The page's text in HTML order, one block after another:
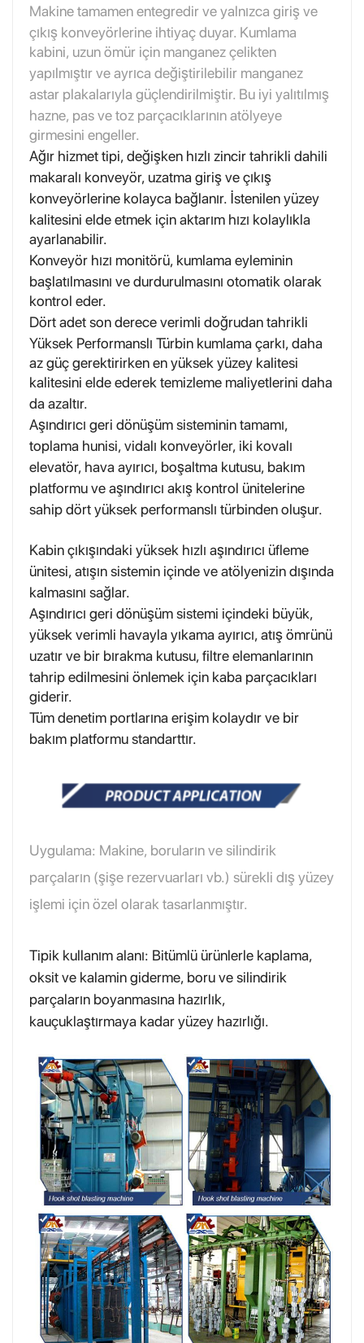
Makine tamamen entegredir ve yalnızca giriş ve
çıkış konveyörlerine ihtiyaç duyar. Kumlama
kabini, uzun ömür için manganez çelikten
yapılmıştır ve ayrıca değiştirilebilir manganez
astar plakalarıyla güçlendirilmiştir. Bu iyi yalıtılmış
hazne, pas ve toz parçacıklarının atölyeye
girmesini engeller.
Ağır hizmet tipi, değişken hızlı zincir tahrikli dahili
makaralı konveyör, uzatma giriş ve çıkış
konveyörlerine kolayca bağlanır. İstenilen yüzey
kalitesini elde etmek için aktarım hızı kolaylıkla
ayarlanabilir.
Konveyör hızı monitörü, kumlama eyleminin
başlatılmasını ve durdurulmasını otomatik olarak
kontrol eder.
Dört adet son derece verimli doğrudan tahrikli
Yüksek Performanslı Türbin kumlama çarkı, daha
az güç gerektirirken en yüksek yüzey kalitesi
kalitesini elde ederek temizleme maliyetlerini daha
da azaltır.
Aşındırıcı geri dönüşüm sisteminin tamamı,
toplama hunisi, vidalı konveyörler, iki kovalı
elevatör, hava ayırıcı, boşaltma kutusu, bakım
platformu ve aşındırıcı akış kontrol ünitelerine
sahip dört yüksek performanslı türbinden oluşur.
Kabin çıkışındaki yüksek hızlı aşındırıcı üfleme
ünitesi, atışın sistemin içinde ve atölyenizin dışında
kalmasını sağlar.
Aşındırıcı geri dönüşüm sistemi içindeki büyük,
yüksek verimli havayla yıkama ayırıcı, atış ömrünü
uzatır ve bir bırakma kutusu, filtre elemanlarının
tahrip edilmesini önlemek için kaba parçacıkları
giderir.
Tüm denetim portlarına erişim kolaydır ve bir
bakım platformu standarttır.
Uygulama: Makine, boruların ve silindirik
parçaların (şişe rezervuarları vb.) sürekli dış yüzey
işlemi için özel olarak tasarlanmıştır.
Tipik kullanım alanı: Bitümlü ürünlerle kaplama,
oksit ve kalamin giderme, boru ve silindirik
parçaların boyanmasına hazırlık,
kauçuklaştırmaya kadar yüzey hazırlığı.